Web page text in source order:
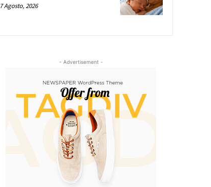
7 Agosto, 2026
- Advertisement -